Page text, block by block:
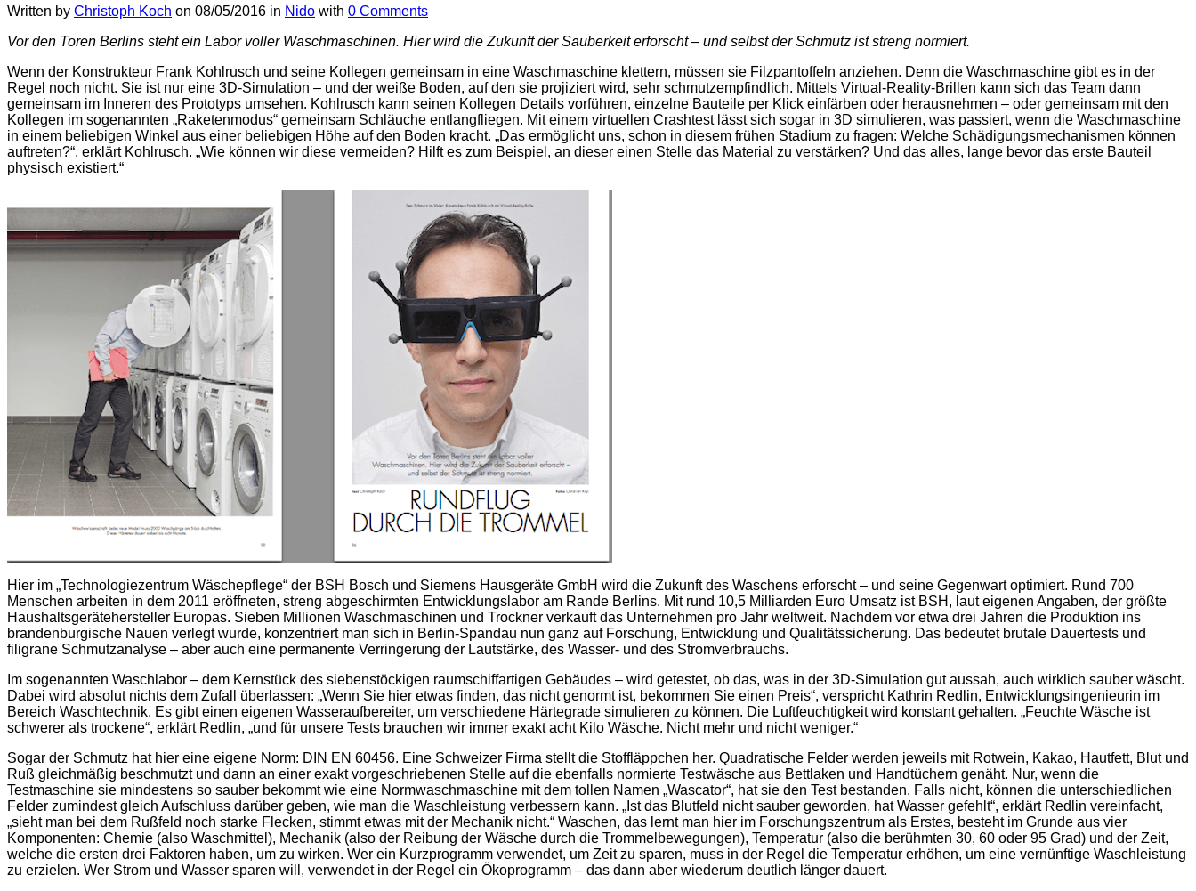
Written by Christoph Koch on 08/05/2016 in Nido with 0 Comments
Vor den Toren Berlins steht ein Labor voller Waschmaschinen. Hier wird die Zukunft der Sauberkeit erforscht – und selbst der Schmutz ist streng normiert.
Wenn der Konstrukteur Frank Kohlrusch und seine Kollegen gemeinsam in eine Waschmaschine klettern, müssen sie Filzpantoffeln anziehen. Denn die Waschmaschine gibt es in der
Regel noch nicht. Sie ist nur eine 3D-Simulation – und der weiße Boden, auf den sie projiziert wird, sehr schmutzempfindlich. Mittels Virtual-Reality-Brillen kann sich das Team dann
gemeinsam im Inneren des Prototyps umsehen. Kohlrusch kann seinen Kollegen Details vorführen, einzelne Bauteile per Klick einfärben oder herausnehmen – oder gemeinsam mit den
Kollegen im sogenannten „Raketenmodus“ gemeinsam Schläuche entlangfliegen. Mit einem virtuellen Crashtest lässt sich sogar in 3D simulieren, was passiert, wenn die Waschmaschine
in einem beliebigen Winkel aus einer beliebigen Höhe auf den Boden kracht. „Das ermöglicht uns, schon in diesem frühen Stadium zu fragen: Welche Schädigungsmechanismen können
auftreten?“, erklärt Kohlrusch. „Wie können wir diese vermeiden? Hilft es zum Beispiel, an dieser einen Stelle das Material zu verstärken? Und das alles, lange bevor das erste Bauteil
physisch existiert.“
Hier im „Technologiezentrum Wäschepflege“ der BSH Bosch und Siemens Hausgeräte GmbH wird die Zukunft des Waschens erforscht – und seine Gegenwart optimiert. Rund 700
Menschen arbeiten in dem 2011 eröffneten, streng abgeschirmten Entwicklungslabor am Rande Berlins. Mit rund 10,5 Milliarden Euro Umsatz ist BSH, laut eigenen Angaben, der größte
Haushaltsgerätehersteller Europas. Sieben Millionen Waschmaschinen und Trockner verkauft das Unternehmen pro Jahr weltweit. Nachdem vor etwa drei Jahren die Produktion ins
brandenburgische Nauen verlegt wurde, konzentriert man sich in Berlin-Spandau nun ganz auf Forschung, Entwicklung und Qualitätssicherung. Das bedeutet brutale Dauertests und
filigrane Schmutzanalyse – aber auch eine permanente Verringerung der Lautstärke, des Wasser- und des Stromverbrauchs.
Im sogenannten Waschlabor – dem Kernstück des siebenstöckigen raumschiffartigen Gebäudes – wird getestet, ob das, was in der 3D-Simulation gut aussah, auch wirklich sauber wäscht.
Dabei wird absolut nichts dem Zufall überlassen: „Wenn Sie hier etwas finden, das nicht genormt ist, bekommen Sie einen Preis“, verspricht Kathrin Redlin, Entwicklungsingenieurin im
Bereich Waschtechnik. Es gibt einen eigenen Wasseraufbereiter, um verschiedene Härtegrade simulieren zu können. Die Luftfeuchtigkeit wird konstant gehalten. „Feuchte Wäsche ist
schwerer als trockene“, erklärt Redlin, „und für unsere Tests brauchen wir immer exakt acht Kilo Wäsche. Nicht mehr und nicht weniger.“
Sogar der Schmutz hat hier eine eigene Norm: DIN EN 60456. Eine Schweizer Firma stellt die Stoffläppchen her. Quadratische Felder werden jeweils mit Rotwein, Kakao, Hautfett, Blut und
Ruß gleichmäßig beschmutzt und dann an einer exakt vorgeschriebenen Stelle auf die ebenfalls normierte Testwäsche aus Bettlaken und Handtüchern genäht. Nur, wenn die
Testmaschine sie mindestens so sauber bekommt wie eine Normwaschmaschine mit dem tollen Namen „Wascator“, hat sie den Test bestanden. Falls nicht, können die unterschiedlichen
Felder zumindest gleich Aufschluss darüber geben, wie man die Waschleistung verbessern kann. „Ist das Blutfeld nicht sauber geworden, hat Wasser gefehlt“, erklärt Redlin vereinfacht,
„sieht man bei dem Rußfeld noch starke Flecken, stimmt etwas mit der Mechanik nicht.“ Waschen, das lernt man hier im Forschungszentrum als Erstes, besteht im Grunde aus vier
Komponenten: Chemie (also Waschmittel), Mechanik (also der Reibung der Wäsche durch die Trommelbewegungen), Temperatur (also die berühmten 30, 60 oder 95 Grad) und der Zeit,
welche die ersten drei Faktoren haben, um zu wirken. Wer ein Kurzprogramm verwendet, um Zeit zu sparen, muss in der Regel die Temperatur erhöhen, um eine vernünftige Waschleistung
zu erzielen. Wer Strom und Wasser sparen will, verwendet in der Regel ein Ökoprogramm – das dann aber wiederum deutlich länger dauert.